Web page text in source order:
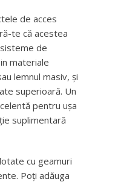
de acces
te că acestea
de
materiale
lemnul masiv, și
superioară. Un
pentru ușa
suplimentară
cu geamuri
Poți adăuga